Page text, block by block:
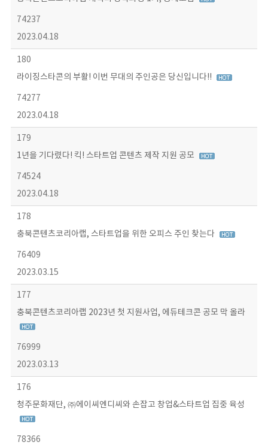
74237
2023.04.18
180
라이징스타콘의 부활! 이번 무대의 주인공은 당신입니다!!
74277
2023.04.18
179
1년을 기다렸다! 킥! 스타트업 콘텐츠 제작 지원 공모
74524
2023.04.18
178
충북콘텐츠코리아랩, 스타트업을 위한 오피스 주인 찾는다
76409
2023.03.15
177
충북콘텐츠코리아랩 2023년 첫 지원사업, 에듀테크콘 공모 막 올라
76999
2023.03.13
176
청주문화재단, ㈜에이씨엔디씨와 손잡고 창업&스타트업 집중 육성
78366